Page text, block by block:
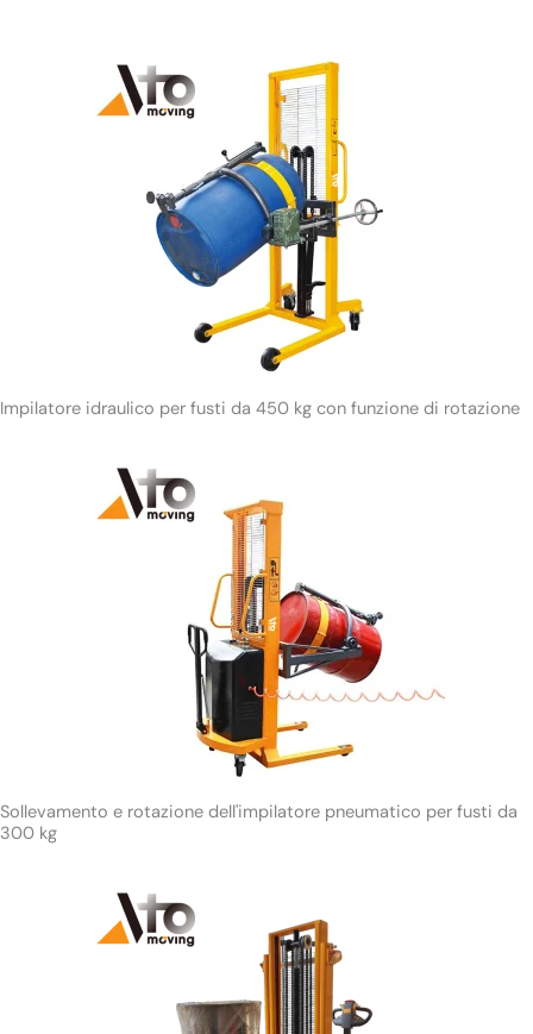
Impilatore idraulico per fusti da 450 kg con funzione di rotazione
Sollevamento e rotazione dell'impilatore pneumatico per fusti da
300 kg